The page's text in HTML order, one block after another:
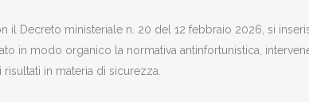
il Decreto ministeriale n. 20 del 12 febbraio 2026, si
in modo organico la normativa antinfortunistica,
in materia di sicurezza.